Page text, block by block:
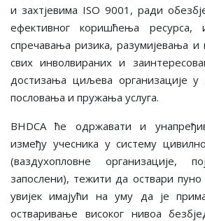
и захтјевима ISО 9001, ради
ефективног коришћења ресурса,
спречавања ризика, разумијевања и
свих инволвираних и
достизања циљева организације у
пословања и пружања услуга.
BHDCA ће одржавати и
између учесника у систему
(ваздухопловне организације,
запослени), тежити да оствари
увијек имајући на уму да је
остваривање високог нивоа